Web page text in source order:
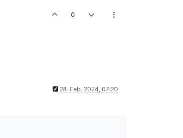
0
28. Feb. 2024, 07:20